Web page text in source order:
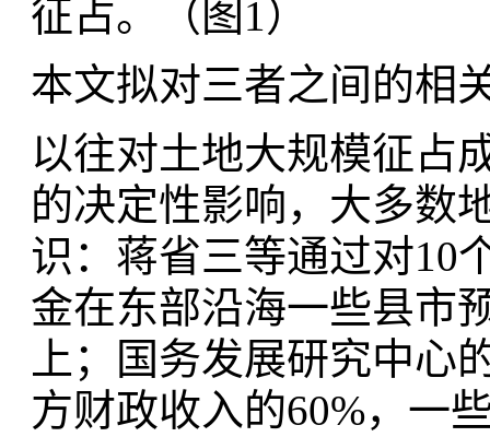
征占。（图1）
本文拟对三者之间的相
以往对土地大规模征占
的决定性影响，大多数
识：蒋省三等通过对10
金在东部沿海一些县市
上；国务发展研究中心
方财政收入的60%，一